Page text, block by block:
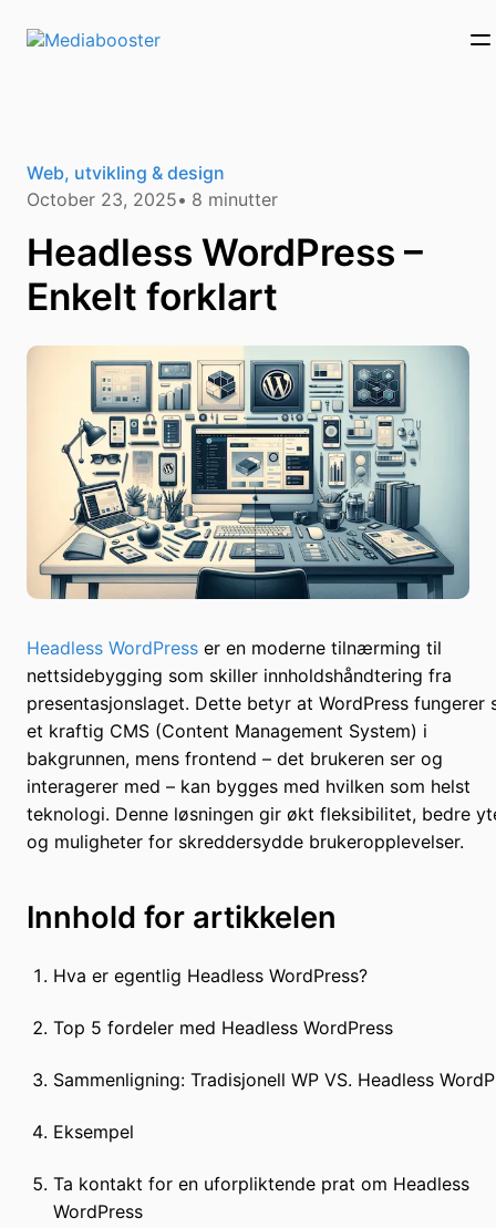
Skip To Main Content
Web, utvikling & design
October 23, 2025
8 minutter
Headless WordPress –
Enkelt forklart
Headless WordPress er en moderne tilnærming til
nettsidebygging som skiller innholdshåndtering fra
presentasjonslaget. Dette betyr at WordPress fungerer
et kraftig CMS (Content Management System) i
bakgrunnen, mens frontend – det brukeren ser og
interagerer med – kan bygges med hvilken som helst
teknologi. Denne løsningen gir økt fleksibilitet, bedre
og muligheter for skreddersydde brukeropplevelser.
Innhold for artikkelen
Hva er egentlig Headless WordPress?
Top 5 fordeler med Headless WordPress
Sammenligning: Tradisjonell WP VS. Headless
Eksempel
Ta kontakt for en uforpliktende prat om Headless
WordPress